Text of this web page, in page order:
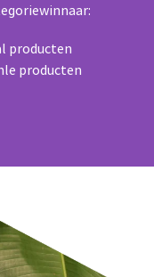
producten
producten